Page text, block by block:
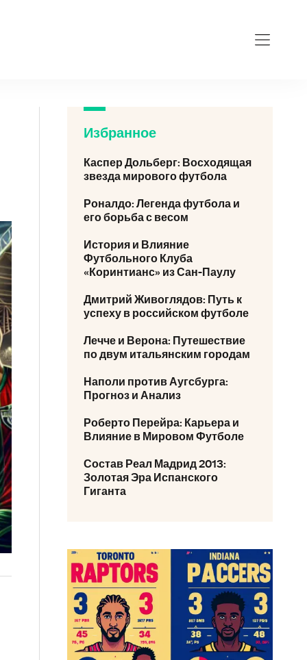
Избранное
Каспер Дольберг: Восходящая
звезда мирового футбола
Роналдо: Легенда футбола и
его борьба с весом
История и Влияние
Футбольного Клуба
«Коринтианс» из Сан-Паулу
Дмитрий Живоглядов: Путь к
успеху в российском футболе
Лечче и Верона: Путешествие
по двум итальянским городам
Наполи против Аугсбурга:
Прогноз и Анализ
Роберто Перейра: Карьера и
Влияние в Мировом Футболе
Состав Реал Мадрид 2013:
Золотая Эра Испанского
Гиганта